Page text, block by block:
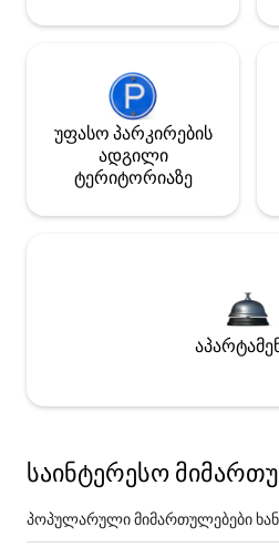
უფასო პარკირების
ადგილი
ტერიტორიაზე
საინტერესო
პოპულარული მიმართულებები